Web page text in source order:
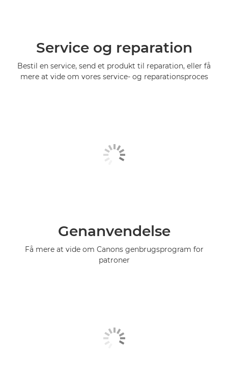
Service og reparation
Bestil en service, send et produkt til reparation, eller få
mere at vide om vores service- og reparationsproces
Genanvendelse
Få mere at vide om Canons genbrugsprogram for
patroner